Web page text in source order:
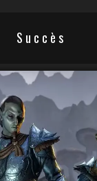
Succès